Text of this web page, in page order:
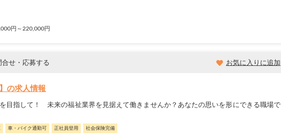
円～220,000円
せ・応募する お気に入りに追加
の求人情報
目指して！ 未来の福祉業界を見据えて働きませんか？あなたの思いを形にできる職場で
車・バイク通勤可 正社員登用 社会保険完備